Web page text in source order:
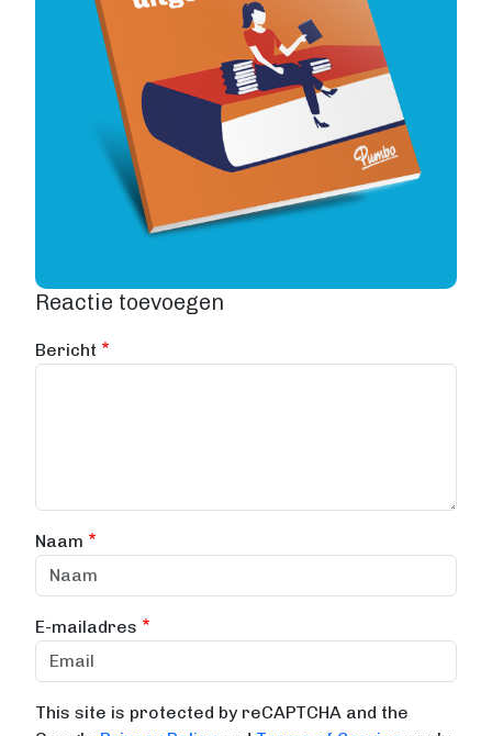
Reactie toevoegen
Bericht
Naam
E-mailadres
This site is protected by reCAPTCHA and the